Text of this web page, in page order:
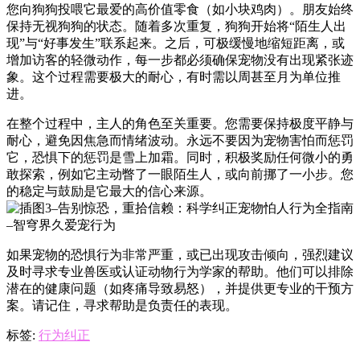
您向狗狗投喂它最爱的高价值零食（如小块鸡肉）。朋友始终
保持无视狗狗的状态。随着多次重复，狗狗开始将“陌生人出
现”与“好事发生”联系起来。之后，可极缓慢地缩短距离，或
增加访客的轻微动作，每一步都必须确保宠物没有出现紧张迹
象。这个过程需要极大的耐心，有时需以周甚至月为单位推
进。
在整个过程中，主人的角色至关重要。您需要保持极度平静与
耐心，避免因焦急而情绪波动。永远不要因为宠物害怕而惩罚
它，恐惧下的惩罚是雪上加霜。同时，积极奖励任何微小的勇
敢探索，例如它主动瞥了一眼陌生人，或向前挪了一小步。您
的稳定与鼓励是它最大的信心来源。
如果宠物的恐惧行为非常严重，或已出现攻击倾向，强烈建议
及时寻求专业兽医或认证动物行为学家的帮助。他们可以排除
潜在的健康问题（如疼痛导致易怒），并提供更专业的干预方
案。请记住，寻求帮助是负责任的表现。
标签: 行为纠正